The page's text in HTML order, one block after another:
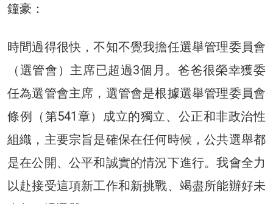
鐘豪：
時間過得很快，不知不覺我擔任選舉管理委員會
（選管會）主席已超過3個月。爸爸很榮幸獲委
任為選管會主席，選管會是根據選舉管理委員會
條例（第541章）成立的獨立、公正和非政治性
組織，主要宗旨是確保在任何時候，公共選舉都
是在公開、公平和誠實的情況下進行。我會全力
以赴接受這項新工作和新挑戰、竭盡所能辦好未